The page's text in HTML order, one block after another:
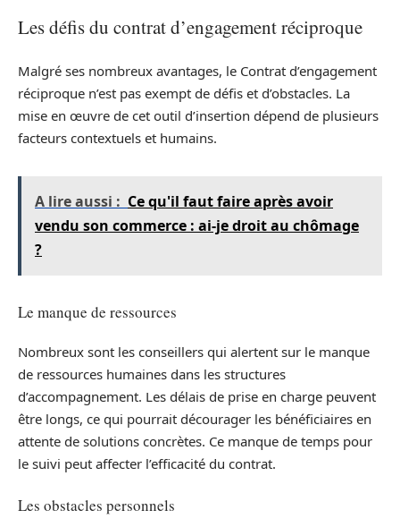
Les défis du contrat d’engagement réciproque
Malgré ses nombreux avantages, le Contrat d’engagement
réciproque n’est pas exempt de défis et d’obstacles. La
mise en œuvre de cet outil d’insertion dépend de plusieurs
facteurs contextuels et humains.
A lire aussi : Ce qu'il faut faire après avoir
vendu son commerce : ai-je droit au chômage
?
Le manque de ressources
Nombreux sont les conseillers qui alertent sur le manque
de ressources humaines dans les structures
d’accompagnement. Les délais de prise en charge peuvent
être longs, ce qui pourrait décourager les bénéficiaires en
attente de solutions concrètes. Ce manque de temps pour
le suivi peut affecter l’efficacité du contrat.
Les obstacles personnels